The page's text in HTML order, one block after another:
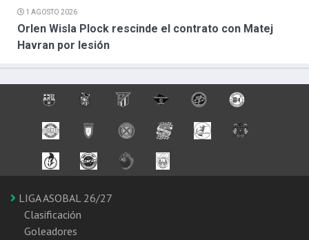
1 AGOSTO 2026
Orlen Wisla Plock rescinde el contrato con Matej
Havran por lesión
LIGA ASOBAL 26/27
Clasificación
Goleadores